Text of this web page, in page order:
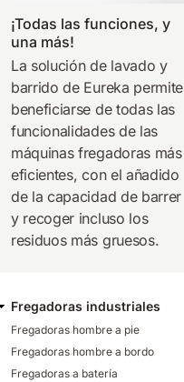
¡Todas las funciones, y
una más!
La solución de lavado y
barrido de Eureka permite
beneficiarse de todas las
funcionalidades de las
máquinas fregadoras más
eficientes, con el añadido
de la capacidad de barrer
y recoger incluso los
residuos más gruesos.
Fregadoras industriales
Fregadoras hombre a pie
Fregadoras hombre a bordo
Fregadoras a batería